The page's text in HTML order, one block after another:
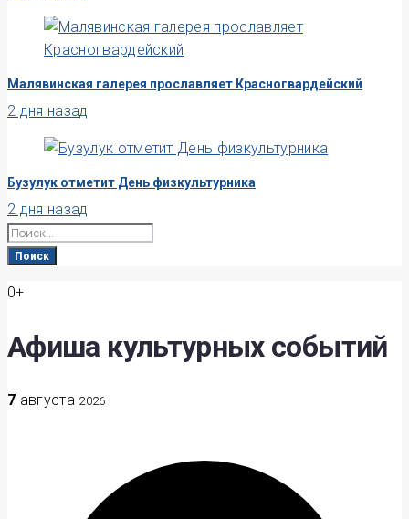
Малявинская галерея прославляет Красногвардейский
2 дня назад
Бузулук отметит День физкультурника
2 дня назад
Search
for:
Поиск
0+
Афиша культурных событий
7 августа 2026